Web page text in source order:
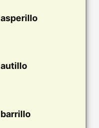
asperillo
autillo
barrillo